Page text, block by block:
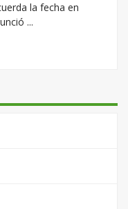
la fecha en
...